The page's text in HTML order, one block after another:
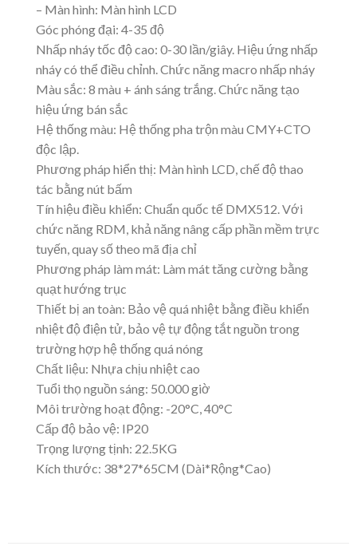
– Màn hình: Màn hình LCD
Góc phóng đại: 4-35 độ
Nhấp nháy tốc độ cao: 0-30 lần/giây. Hiệu ứng nhấp
nháy có thể điều chỉnh. Chức năng macro nhấp nháy
Màu sắc: 8 màu + ánh sáng trắng. Chức năng tạo
hiệu ứng bán sắc
Hệ thống màu: Hệ thống pha trộn màu CMY+CTO
độc lập.
Phương pháp hiển thị: Màn hình LCD, chế độ thao
tác bằng nút bấm
Tín hiệu điều khiển: Chuẩn quốc tế DMX512. Với
chức năng RDM, khả năng nâng cấp phần mềm trực
tuyến, quay số theo mã địa chỉ
Phương pháp làm mát: Làm mát tăng cường bằng
quạt hướng trục
Thiết bị an toàn: Bảo vệ quá nhiệt bằng điều khiển
nhiệt độ điện tử, bảo vệ tự động tắt nguồn trong
trường hợp hệ thống quá nóng
Chất liệu: Nhựa chịu nhiệt cao
Tuổi thọ nguồn sáng: 50.000 giờ
Môi trường hoạt động: -20°C, 40°C
Cấp độ bảo vệ: IP20
Trọng lượng tịnh: 22.5KG
Kích thước: 38*27*65CM (Dài*Rộng*Cao)